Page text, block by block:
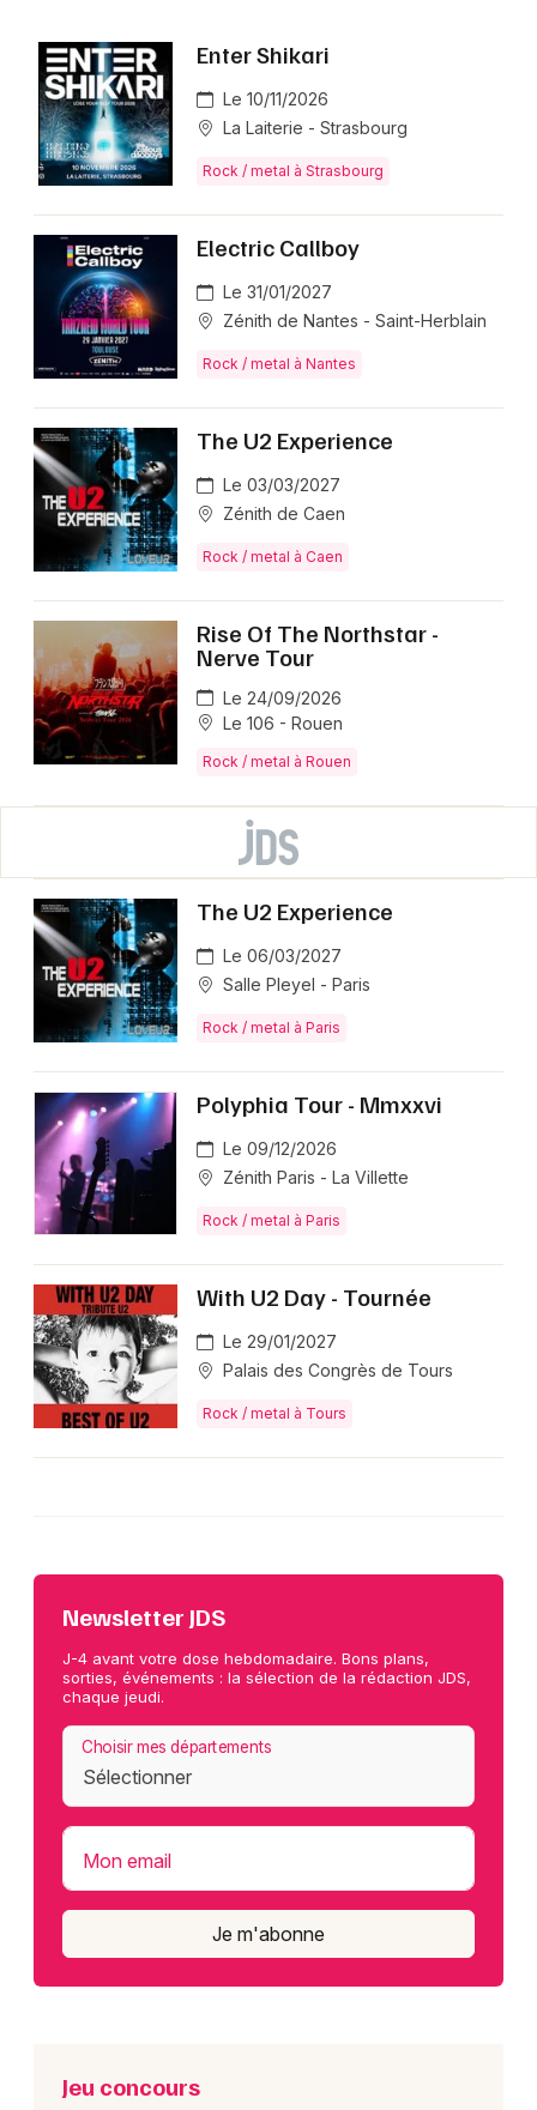
Enter Shikari
Le 10/11/2026
La Laiterie - Strasbourg
Rock / metal à Strasbourg
Electric Callboy
Le 31/01/2027
Zénith de Nantes - Saint-Herblain
Rock / metal à Nantes
The U2 Experience
Le 03/03/2027
Zénith de Caen
Rock / metal à Caen
Rise Of The Northstar -
Nerve Tour
Le 24/09/2026
Le 106 - Rouen
Rock / metal à Rouen
The U2 Experience
Le 06/03/2027
Salle Pleyel - Paris
Rock / metal à Paris
Polyphia Tour - Mmxxvi
Le 09/12/2026
Zénith Paris - La Villette
Rock / metal à Paris
With U2 Day - Tournée
Le 29/01/2027
Palais des Congrès de Tours
Rock / metal à Tours
Newsletter JDS
J-4 avant votre dose hebdomadaire. Bons plans,
sorties, événements : la sélection de la rédaction JDS,
chaque jeudi.
Choisir mes départements
Mon email
Je m'abonne
Jeu concours